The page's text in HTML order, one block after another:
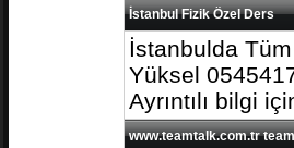
İstanbul Fizik Özel Ders
İstanbulda
Yüksel
Ayrıntılı bilgi
www.teamtalk.com.tr